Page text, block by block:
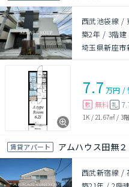
西武池袋線 /
築2年 / 3階建
埼玉県新座市
7.7 万円 /
敷 無料 礼
1K / 21.67㎡ / 3階
賃貸アパート アムハウス田無２
西武新宿線 /